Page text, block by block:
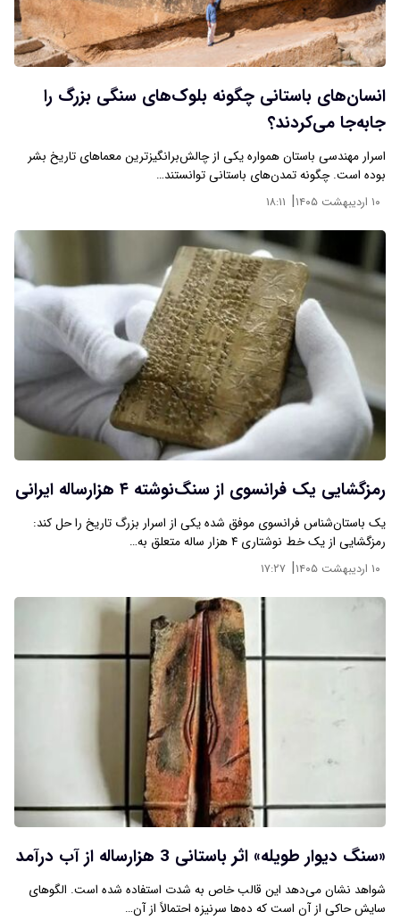
انسان‌های باستانی چگونه بلوک‌های سنگی بزرگ را
جابه‌جا می‌کردند؟
اسرار مهندسی باستان همواره یکی از چالش‌برانگیزترین معماهای تاریخ بشر
بوده است. چگونه تمدن‌های باستانی توانستند…
۱۰ اردیبهشت ۱۴۰۵ | ۱۸:۱۱
رمزگشایی یک فرانسوی از سنگ‌نوشته ۴ هزارساله ایرانی
یک باستان‌شناس فرانسوی موفق شده یکی از اسرار بزرگ تاریخ را حل کند:
رمزگشایی از یک خط نوشتاری ۴ هزار ساله متعلق به…
۱۰ اردیبهشت ۱۴۰۵ | ۱۷:۲۷
«سنگ دیوار طویله» اثر باستانی 3 هزارساله از آب درآمد
شواهد نشان می‌دهد این قالب خاص به شدت استفاده شده است. الگوهای
سایش حاکی از آن است که ده‌ها سرنیزه احتمالاً از آن…